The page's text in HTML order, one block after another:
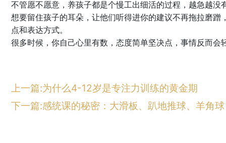
不管愿不愿意，养孩子都是个慢工出细活的过程，越急越没
想要留住孩子的耳朵，让他们听得进你的建议不再拖拉磨
点和表达方式。
很多时候，你自己心里有数，态度简单坚决点，事情反而会
上一篇:为什么4-12岁是专注力训练的黄金期
下一篇:感统课的秘密：大滑板、趴地推球、羊角